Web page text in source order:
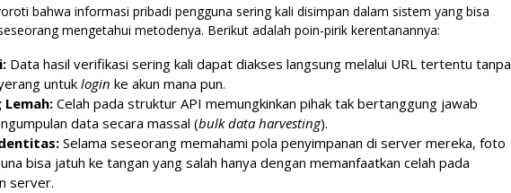
bahwa informasi pribadi pengguna sering kali disimpan dalam sistem yang bisa
mengetahui metodenya. Berikut adalah poin-pirik kerentanannya:
Data hasil verifikasi sering kali dapat diakses langsung melalui URL tertentu tanpa
untuk login ke akun mana pun.
Celah pada struktur API memungkinkan pihak tak bertanggung jawab
data secara massal (bulk data harvesting).
Selama seseorang memahami pola penyimpanan di server mereka, foto
bisa jatuh ke tangan yang salah hanya dengan memanfaatkan celah pada
server.